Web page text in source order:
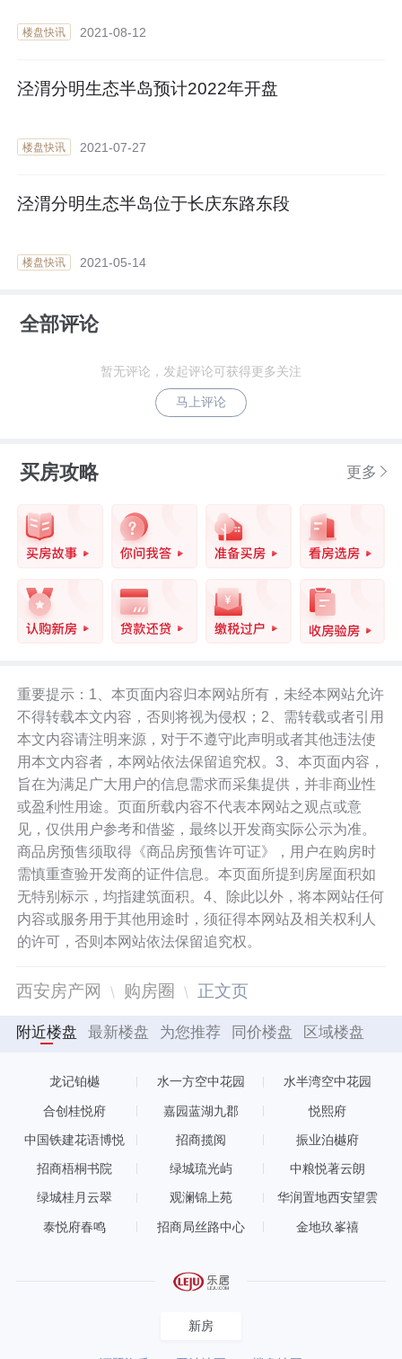
楼盘快讯 2021-08-12
泾渭分明生态半岛预计2022年开盘
楼盘快讯 2021-07-27
泾渭分明生态半岛位于长庆东路东段
楼盘快讯 2021-05-14
全部评论
暂无评论，发起评论可获得更多关注
马上评论
买房攻略 更多
重要提示：1、本页面内容归本网站所有，未经本网站允许
不得转载本文内容，否则将视为侵权；2、需转载或者引用
本文内容请注明来源，对于不遵守此声明或者其他违法使
用本文内容者，本网站依法保留追究权。3、本页面内容，
旨在为满足广大用户的信息需求而采集提供，并非商业性
或盈利性用途。页面所载内容不代表本网站之观点或意
见，仅供用户参考和借鉴，最终以开发商实际公示为准。
商品房预售须取得《商品房预售许可证》，用户在购房时
需慎重查验开发商的证件信息。本页面所提到房屋面积如
无特别标示，均指建筑面积。4、除此以外，将本网站任何
内容或服务用于其他用途时，须征得本网站及相关权利人
的许可，否则本网站依法保留追究权。
西安房产网 购房圈 正文页
附近楼盘 最新楼盘 为您推荐 同价楼盘 区域楼盘
龙记铂樾 水一方空中花园 水半湾空中花园
合创桂悦府 嘉园蓝湖九郡 悦熙府
中国铁建花语博悦 招商揽阅 振业泊樾府
招商梧桐书院 绿城琉光屿 中粮悦著云朗
绿城桂月云翠 观澜锦上苑 华润置地西安望雲
泰悦府春鸣 招商局丝路中心 金地玖峯禧
新房